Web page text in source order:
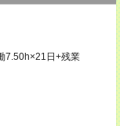
7.50h×21日+残業